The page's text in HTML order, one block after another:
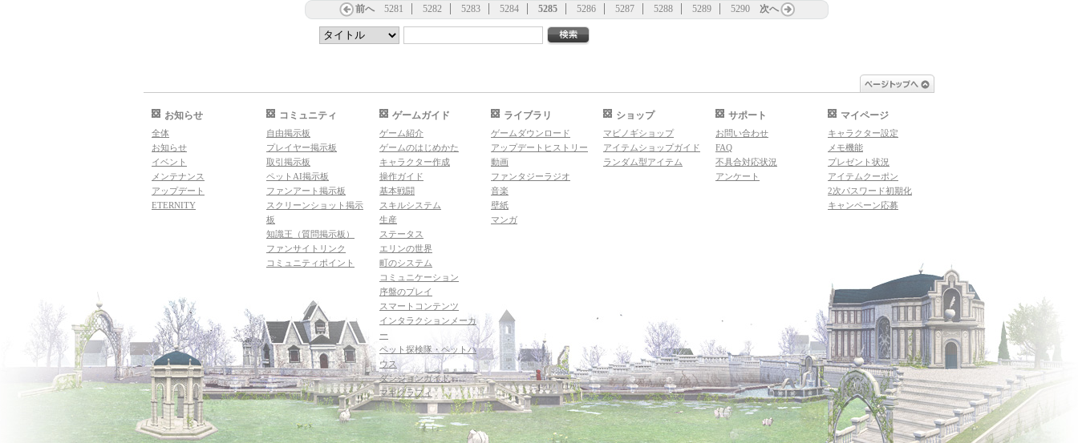
前へ 5281 5282 5283 5284 5285 5286 5287 5288 5289 5290 次へ
お知らせ
全体
お知らせ
イベント
メンテナンス
アップデート
ETERNITY
コミュニティ
自由掲示板
プレイヤー掲示板
取引掲示板
ペットAI掲示板
ファンアート掲示板
スクリーンショット掲示
板
知識王（質問掲示板）
ファンサイトリンク
コミュニティポイント
ゲームガイド
ゲーム紹介
ゲームのはじめかた
キャラクター作成
操作ガイド
基本戦闘
スキルシステム
生産
ステータス
エリンの世界
町のシステム
コミュニケーション
序盤のプレイ
スマートコンテンツ
インタラクションメーカ
ー
ペット探検隊・ペットハ
ウス
ダンジョンガイド
マギグラフィ
ライブラリ
ゲームダウンロード
アップデートヒストリー
動画
ファンタジーラジオ
音楽
壁紙
マンガ
ショップ
マビノギショップ
アイテムショップガイド
ランダム型アイテム
サポート
お問い合わせ
FAQ
不具合対応状況
アンケート
マイページ
キャラクター設定
メモ機能
プレゼント状況
アイテムクーポン
2次パスワード初期化
キャンペーン応募